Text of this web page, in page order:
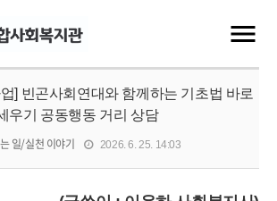
] 빈곤사회연대와 함께하는 기초법 바로
우기 공동행동 거리 상담
일/실천 이야기 2026. 6. 25. 14:03